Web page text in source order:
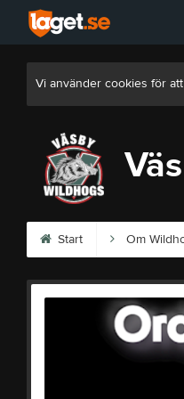
Vi använder cookies för
Start Om